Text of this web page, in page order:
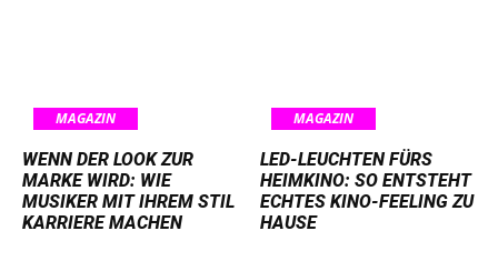
MAGAZIN
WENN DER LOOK ZUR
MARKE WIRD: WIE
MUSIKER MIT IHREM STIL
KARRIERE MACHEN
MAGAZIN
LED-LEUCHTEN FÜRS
HEIMKINO: SO ENTSTEHT
ECHTES KINO-FEELING ZU
HAUSE